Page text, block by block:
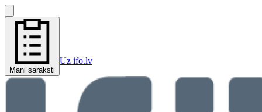
Mani saraksti
Uz ifo.lv